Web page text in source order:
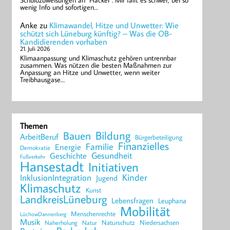
wenig Info und sofortigen…
Anke zu Klimawandel, Hitze und Unwetter: Wie
schützt sich Lüneburg künftig? – Was die OB-
Kandidierenden vorhaben
21. Juli 2026
Klimaanpassung und Klimaschutz gehören untrennbar
zusammen. Was nützen die besten Maßnahmen zur
Anpassung an Hitze und Unwetter, wenn weiter
Treibhausgase…
Themen
ArbeitBeruf Bauen Bildung Bürgerbeteiligung
Demokratie Energie Familie Finanzielles
Fußverkehr Geschichte Gesundheit
Hansestadt Initiativen
InklusionIntegration Jugend Kinder
Klimaschutz Kunst
LandkreisLüneburg Lebensfragen Leuphana
LüchowDannenberg Menschenrechte Mobilität
Musik Naherholung Natur Naturschutz Niedersachsen